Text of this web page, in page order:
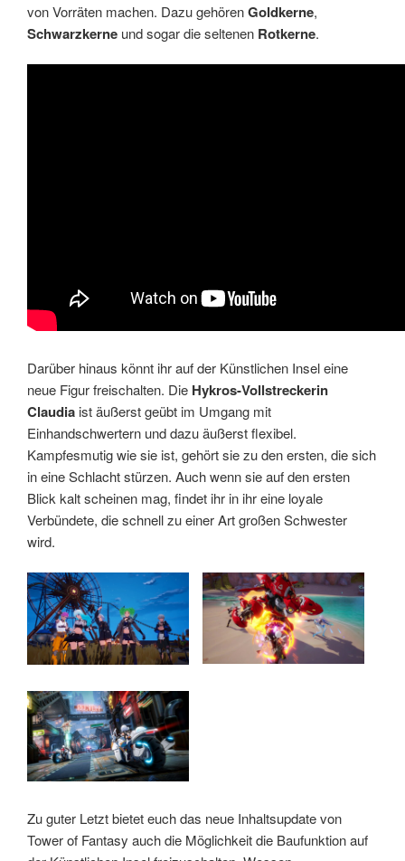
von Vorräten machen. Dazu gehörenGoldkerne,
Schwarzkerne und sogar die seltenen Rotkerne.
Darüber hinaus könnt ihr auf der Künstlichen Insel eine
neue Figur freischalten. Die Hykros-Vollstreckerin
Claudia ist äußerst geübt im Umgang mit
Einhandschwertern und dazu äußerst flexibel.
Kampfesmutig wie sie ist, gehört sie zu den ersten, die sich
in eine Schlacht stürzen. Auch wenn sie auf den ersten
Blick kalt scheinen mag, findet ihr in ihr eine loyale
Verbündete, die schnell zu einer Art großen Schwester
wird.
Zu guter Letzt bietet euch das neue Inhaltsupdate von
Tower of Fantasy auch die Möglichkeit die Baufunktion auf